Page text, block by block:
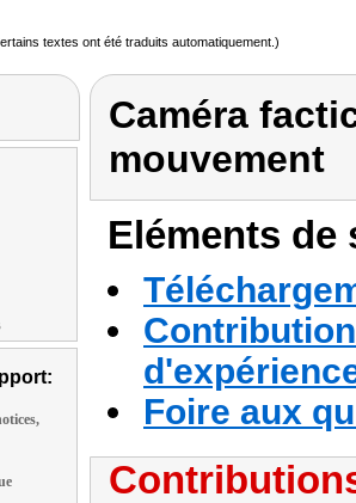
textes ont été traduits automatiquement.)
Caméra
mouvement
Eléments
Foire aux